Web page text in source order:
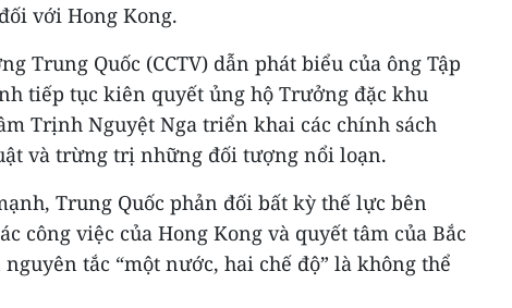
với Hong Kong.
Trung Quốc (CCTV) dẫn phát biểu của ông Tập
tiếp tục kiên quyết ủng hộ Trưởng đặc khu
Trịnh Nguyệt Nga triển khai các chính sách
và trừng trị những đối tượng nổi loạn.
Trung Quốc phản đối bất kỳ thế lực bên
công việc của Hong Kong và quyết tâm của Bắc
tắc “một nước, hai chế độ” là không thể